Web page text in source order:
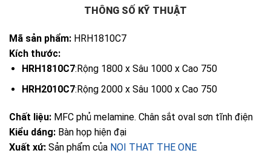
THÔNG SỐ KỸ THUẬT
Mã sản phẩm: HRH1810C7
Kích thước:
HRH1810C7:Rộng 1800 x Sâu 1000 x Cao 750
HRH2010C7:Rộng 2000 x Sâu 1000 x Cao 750
Chất liệu: MFC phủ melamine. Chân sắt oval sơn tĩnh điện
Kiểu dáng: Bàn họp hiện đại
Xuất xứ: Sản phẩm của NOI THAT THE ONE